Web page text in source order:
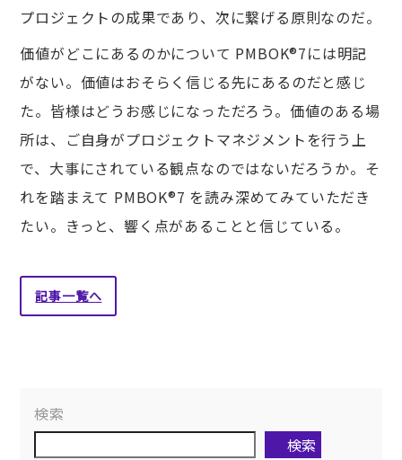
プロジェクトの成果であり、次に繋げる原則なのだ。
価値がどこにあるのかについて PMBOK®7には明記
がない。価値はおそらく信じる先にあるのだと感じ
た。皆様はどうお感じになっただろう。価値のある場
所は、ご⾃⾝がプロジェクトマネジメントを⾏う上
で、⼤事にされている観点なのではないだろうか。そ
れを踏まえて PMBOK®7 を読み深めてみていただき
たい。きっと、響く点があることと信じている。
記事一覧へ
検索
検索